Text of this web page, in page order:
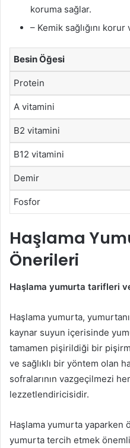
koruma sağlar.
– Kemik sağlığını
Besin Öğesi
Protein
A vitamini
B2 vitamini
B12 vitamini
Demir
Fosfor
Haşlama
Önerileri
Haşlama yumurta tarifleri
Haşlama yumurta,
kaynar suyun içerisinde
tamamen pişirildiği bir
ve sağlıklı bir yöntem olan
sofralarının vazgeçilmezi
lezzetlendiricisidir.
Haşlama yumurta yaparken
yumurta tercih etmek